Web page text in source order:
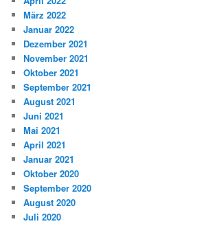
März 2022
Januar 2022
Dezember 2021
November 2021
Oktober 2021
September 2021
August 2021
Juni 2021
Mai 2021
April 2021
Januar 2021
Oktober 2020
September 2020
August 2020
Juli 2020